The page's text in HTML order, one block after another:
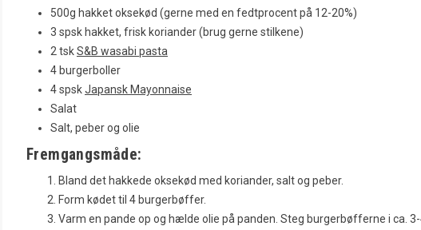
Syntes godt om
Oplev smagen af Okinawa med
denne lækre opskrift på taco rice. En
unik fusion af mexicansk og japansk
køkken, perfekt...
Læs mere
25 Syntes godt om
500g hakket oksekød (gerne med en fedtprocent på 12-20%)
3 spsk hakket, frisk koriander (brug gerne stilkene)
2 tskS&B wasabi pasta
4 burgerboller
4 spskJapansk Mayonnaise
Salat
Salt, peber og olie
Fremgangsmåde:
Bland det hakkede oksekød med koriander, salt og peber.
Form kødet til 4 burgerbøffer.
Varm en pande op og hælde olie på panden. Steg burgerbøfferne i ca.